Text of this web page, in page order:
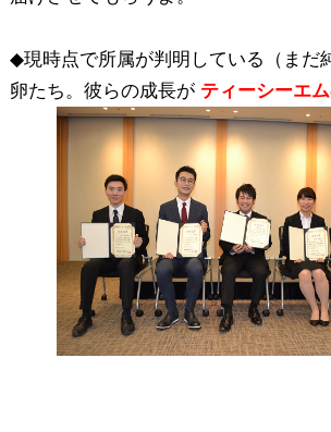
◆現時点で所属が判明している（まだ
卵たち。彼らの成長が ティーシーエ